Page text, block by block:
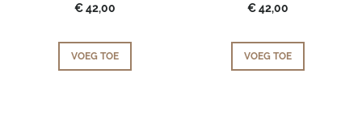
€ 42,00
VOEG TOE
€ 42,00
VOEG TOE